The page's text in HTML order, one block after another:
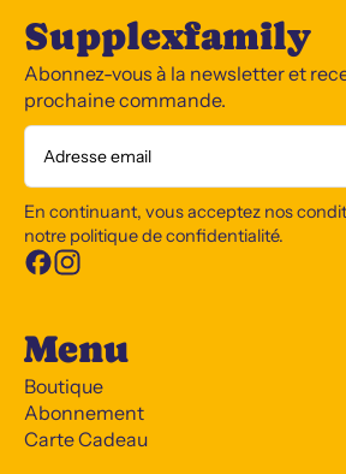
Supplexfamily
Abonnez-vous à la newsletter et
prochaine commande.
Adresse email
En continuant, vous acceptez nos
notre politique de confidentialité.
Menu
Boutique
Abonnement
Carte Cadeau